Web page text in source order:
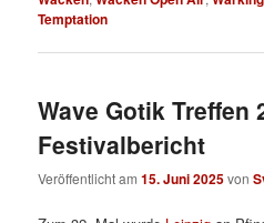
Temptation
Wave Gotik Treffen
Festivalbericht
Veröffentlicht am15. Juni 2025von